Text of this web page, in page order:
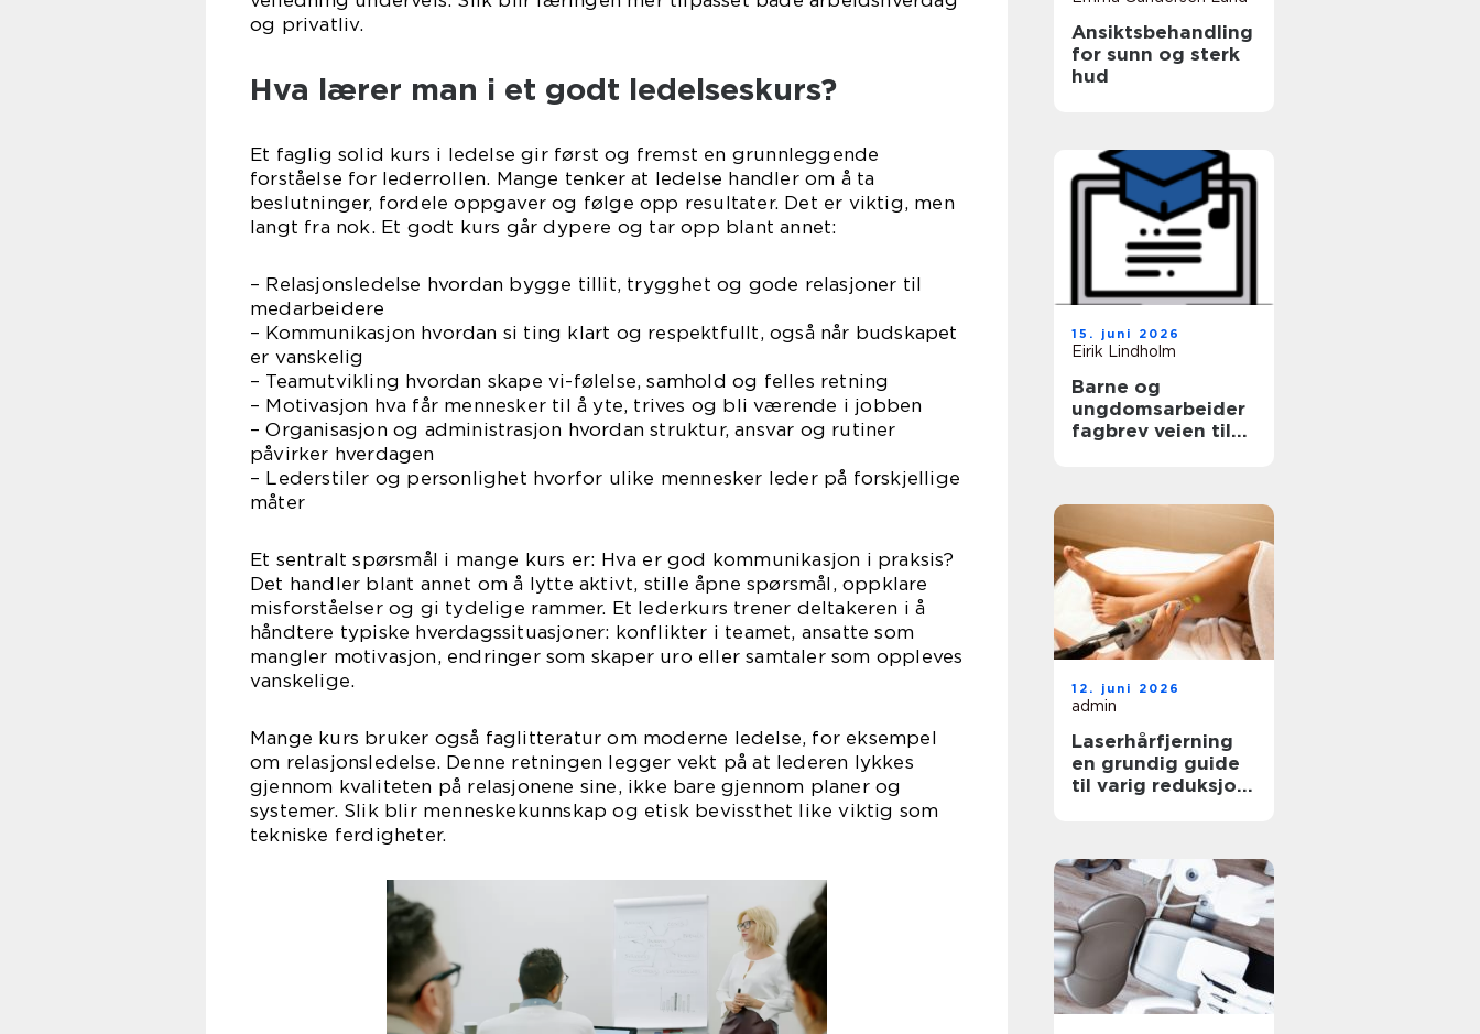
og privatliv.
Hva lærer man i et godt ledelseskurs?
Et faglig solid kurs i ledelse gir først og fremst en grunnleggende
forståelse for lederrollen. Mange tenker at ledelse handler om å ta
beslutninger, fordele oppgaver og følge opp resultater. Det er viktig, men
langt fra nok. Et godt kurs går dypere og tar opp blant annet:
– Relasjonsledelse hvordan bygge tillit, trygghet og gode relasjoner til
medarbeidere
– Kommunikasjon hvordan si ting klart og respektfullt, også når budskapet
er vanskelig
– Teamutvikling hvordan skape vi-følelse, samhold og felles retning
– Motivasjon hva får mennesker til å yte, trives og bli værende i jobben
– Organisasjon og administrasjon hvordan struktur, ansvar og rutiner
påvirker hverdagen
– Lederstiler og personlighet hvorfor ulike mennesker leder på forskjellige
måter
Et sentralt spørsmål i mange kurs er: Hva er god kommunikasjon i praksis?
Det handler blant annet om å lytte aktivt, stille åpne spørsmål, oppklare
misforståelser og gi tydelige rammer. Et lederkurs trener deltakeren i å
håndtere typiske hverdagssituasjoner: konflikter i teamet, ansatte som
mangler motivasjon, endringer som skaper uro eller samtaler som oppleves
vanskelige.
Mange kurs bruker også faglitteratur om moderne ledelse, for eksempel
om relasjonsledelse. Denne retningen legger vekt på at lederen lykkes
gjennom kvaliteten på relasjonene sine, ikke bare gjennom planer og
systemer. Slik blir menneskekunnskap og etisk bevissthet like viktig som
tekniske ferdigheter.
Ansiktsbehandling
for sunn og sterk
hud
15. juni 2026
Eirik Lindholm
Barne og
ungdomsarbeider
fagbrev veien til
12. juni 2026
admin
Laserhårfjerning
en grundig guide
til varig reduksjon